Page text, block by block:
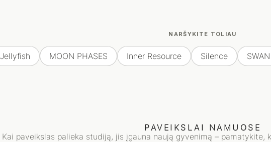
NARŠYKITE TOLIAU
Jellyfish MOON PHASES Inner Resource Silence
PAVEIKSLAI NAMUOSE
Kai paveikslas palieka studiją, jis įgauna naują gyvenimą – pamatykite,